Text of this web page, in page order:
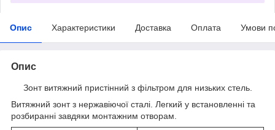
Опис Характеристики Доставка Оплата Умови
Опис
Зонт витяжний пристінний з фільтром для низьких стель.
Витяжний зонт з нержавіючої сталі. Легкий у встановленні та
розбиранні завдяки монтажним отворам.